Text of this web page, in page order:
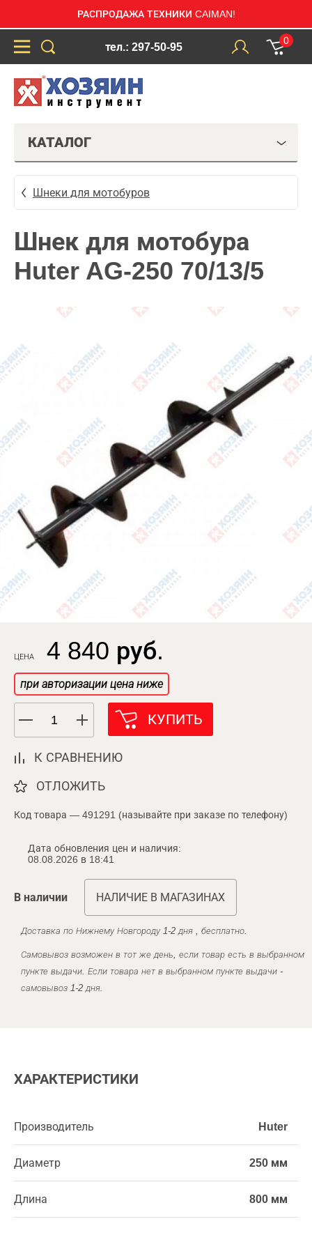
РАСПРОДАЖА ТЕХНИКИ CAIMAN!
тел.: 297-50-95
0
КАТАЛОГ
Шнеки для мотобуров
Шнек для мотобура
Huter AG-250 70/13/5
ЦЕНА 4 840 руб.
при авторизации цена ниже
КУПИТЬ
К СРАВНЕНИЮ
ОТЛОЖИТЬ
Код товара — 491291 (называйте при заказе по телефону)
Дата обновления цен и наличия:
08.08.2026 в 18:41
В наличии НАЛИЧИЕ В МАГАЗИНАХ
Доставка по Нижнему Новгороду 1-2 дня , бесплатно.
Самовывоз возможен в тот же день, если товар есть в выбранном
пункте выдачи. Если товара нет в выбранном пункте выдачи -
самовывоз 1-2 дня.
ХАРАКТЕРИСТИКИ
Производитель Huter
Диаметр 250 мм
Длина 800 мм